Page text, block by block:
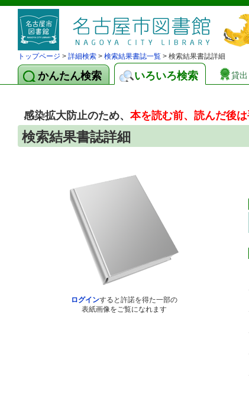
トップページ > 詳細検索 > 検索結果書誌一覧 > 検索結果書誌詳細
かんたん検索 いろいろ検索 貸
感染拡大防止のため、 本を読む前、読んだ後は
検索結果書誌詳細
ログインすると許諾を得た一部の
表紙画像をご覧になれます